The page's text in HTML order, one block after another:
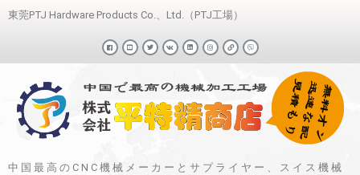
東莞PTJ Hardware Products Co.、Ltd.（PTJ工場）
中国最高のCNC機械メーカーとサプライヤー、スイス機械